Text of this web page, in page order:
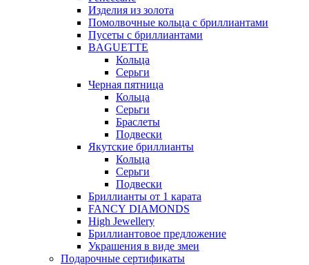
Изделия из золота
Помолвочные кольца с бриллиантами
Пусеты с бриллиантами
BAGUETTE
Кольца
Серьги
Черная пятница
Кольца
Серьги
Браслеты
Подвески
Якутские бриллианты
Кольца
Серьги
Подвески
Бриллианты от 1 карата
FANCY DIAMONDS
High Jewellery
Бриллиантовое предложение
Украшения в виде змеи
Подарочные сертификаты